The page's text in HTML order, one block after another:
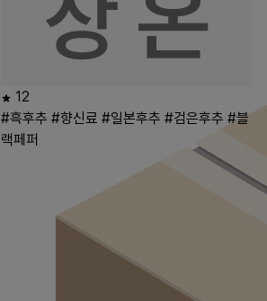
12
#흑후추 #향신료 #일본후추 #검은후추 #블
랙페퍼